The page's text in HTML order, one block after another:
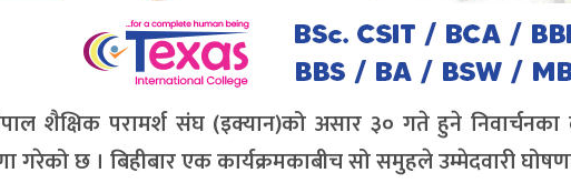
शैक्षिक परामर्श संघ (इक्यान)को असार ३० गते हुने
गरेको छ । बिहीबार एक कार्यक्रमकाबीच सो समुहले उम्मेदवारी